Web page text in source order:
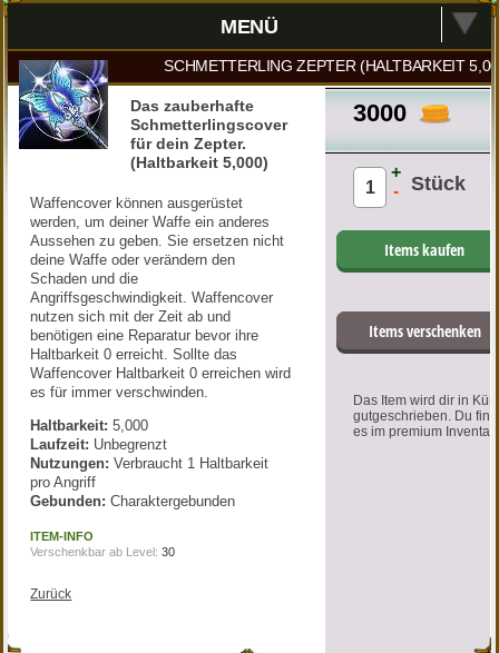
MENÜ
SCHMETTERLING ZEPTER (HALTBARKEIT
3000
Stück
+
-
Items kaufen
Items verschenken
Das Item wird dir in
gutgeschrieben. Du
es im premium Inventar.
Das zauberhafte
Schmetterlingscover
für dein Zepter.
(Haltbarkeit 5,000)
Waffencover können ausgerüstet
werden, um deiner Waffe ein anderes
Aussehen zu geben. Sie ersetzen nicht
deine Waffe oder verändern den
Schaden und die
Angriffsgeschwindigkeit. Waffencover
nutzen sich mit der Zeit ab und
benötigen eine Reparatur bevor ihre
Haltbarkeit 0 erreicht. Sollte das
Waffencover Haltbarkeit 0 erreichen wird
es für immer verschwinden.
Haltbarkeit: 5,000
Laufzeit: Unbegrenzt
Nutzungen: Verbraucht 1 Haltbarkeit
pro Angriff
Gebunden: Charaktergebunden
ITEM-INFO
Verschenkbar ab Level:30
Zurück